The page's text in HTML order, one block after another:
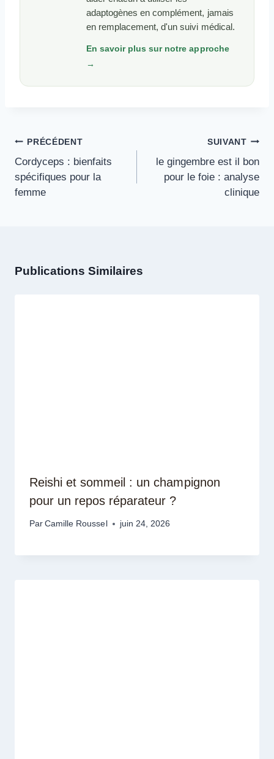
adaptogènes en complément, jamais
en remplacement, d'un suivi médical.
En savoir plus sur notre approche
→
Navigation
De
L’article
PRÉCÉDENT
Cordyceps : bienfaits
spécifiques pour la
femme
SUIVANT
le gingembre est il bon
pour le foie : analyse
clinique
Publications Similaires
Reishi et sommeil : un champignon
pour un repos réparateur ?
Par Camille Roussel juin 24, 2026